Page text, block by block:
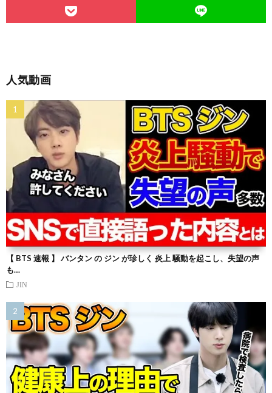
人気動画
【 BTS 速報 】 バンタン の ジン が珍しく 炎上 騒動を起こし、失望の声
も…
JIN